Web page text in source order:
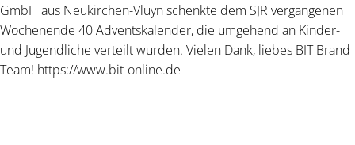
GmbH aus Neukirchen-Vluyn schenkte dem SJR vergangenen
Wochenende 40 Adventskalender, die umgehend an Kinder-
und Jugendliche verteilt wurden. Vielen Dank, liebes BIT Brand
Team! https://www.bit-online.de